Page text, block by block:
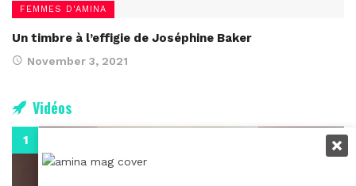
FEMMES D'AMINA
Un timbre à l’effigie de Joséphine Baker
November 3, 2021
Vidéos